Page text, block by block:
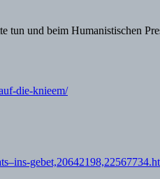
tun und beim Humanistischen
die-knieem/